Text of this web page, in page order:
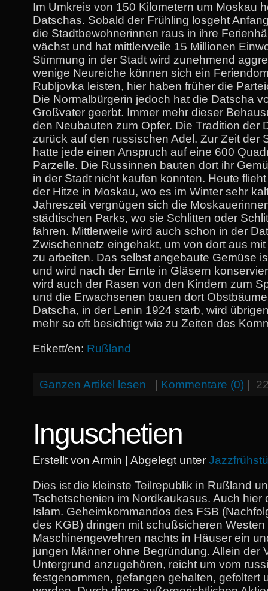
Im Umkreis von 150 Kilometern um Moskau
Datschas. Sobald der Frühling losgeht
die Stadtbewohnerinnen raus in ihre
wächst und hat mittlerweile 15 Millionen
Stimmung in der Stadt wird zunehmend
wenige Neureiche können sich ein
Rubljovka leisten, hier haben früher die
Die Normalbürgerin jedoch hat die Datscha
Großvater geerbt. Immer mehr dieser
den Neubauten zum Opfer. Die Tradition der
zurück auf den russischen Adel. Zur Zeit der
hatte jede einen Anspruch auf eine 600
Parzelle. Die Russinnen bauten dort ihr
in der Stadt nicht kaufen konnten. Heute
der Hitze in Moskau, wo es im Winter sehr
Jahreszeit vergnügen sich die
städtischen Parks, wo sie Schlitten oder
fahren. Mittlerweile wird auch schon in der
Zwischennetz eingehakt, um von dort aus
zu arbeiten. Das selbst angebaute Gemüse
und wird nach der Ernte in Gläsern
wird auch der Rasen von den Kindern zum
und die Erwachsenen bauen dort
Datscha, in der Lenin 1924 starb, wird
mehr so oft besichtigt wie zu Zeiten des
Etikett/en: Rußland
Ganzen Artikel lesen Kommentare (0)
Inguschetien
Erstellt von Armin | Abgelegt unter
Dies ist die kleinste Teilrepublik in Rußland
Tschetschenien im Nordkaukasus. Auch hier
Islam. Geheimkommandos des FSB
des KGB) dringen mit schußsicheren Westen
Maschinengewehren nachts in Häuser ein
jungen Männer ohne Begründung. Allein der
Untergrund anzugehören, reicht um vom
festgenommen, gefangen gehalten, gefoltert